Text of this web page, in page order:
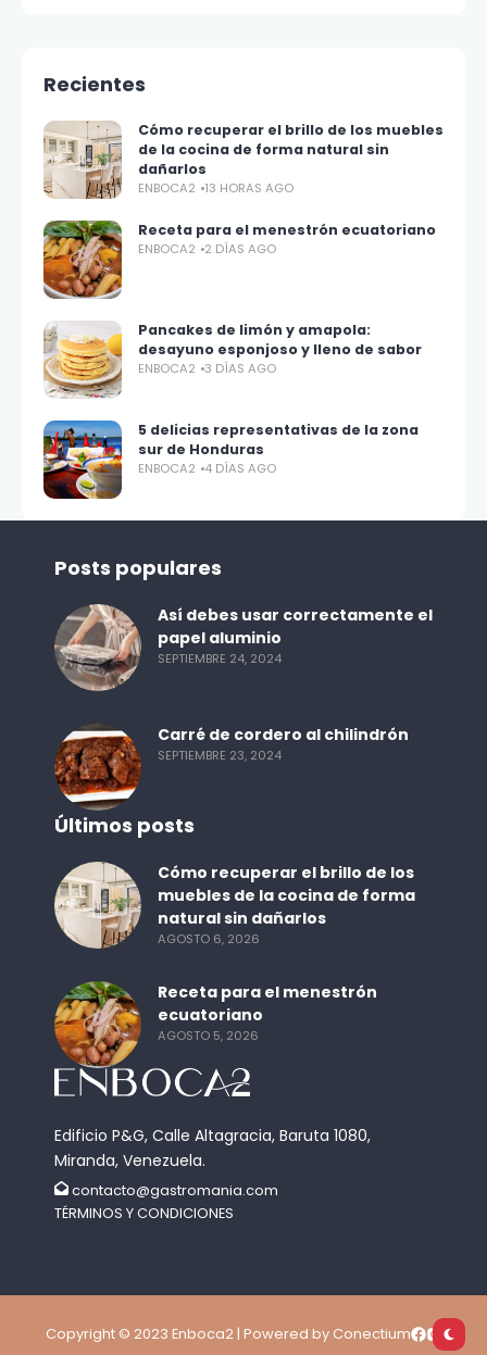
Recientes
Cómo recuperar el brillo de los muebles
de la cocina de forma natural sin
dañarlos
ENBOCA2 13 HORAS AGO
Receta para el menestrón ecuatoriano
ENBOCA2 2 DÍAS AGO
Pancakes de limón y amapola:
desayuno esponjoso y lleno de sabor
ENBOCA2 3 DÍAS AGO
5 delicias representativas de la zona
sur de Honduras
ENBOCA2 4 DÍAS AGO
Edificio P&G, Calle Altagracia, Baruta 1080,
Miranda, Venezuela.
contacto@gastromania.com
TÉRMINOS Y CONDICIONES
Posts populares
Así debes usar correctamente el
papel aluminio
SEPTIEMBRE 24, 2024
Carré de cordero al chilindrón
SEPTIEMBRE 23, 2024
Últimos posts
Cómo recuperar el brillo de los
muebles de la cocina de forma
natural sin dañarlos
AGOSTO 6, 2026
Receta para el menestrón
ecuatoriano
AGOSTO 5, 2026
Copyright © 2023 Enboca2 | Powered by Conectium